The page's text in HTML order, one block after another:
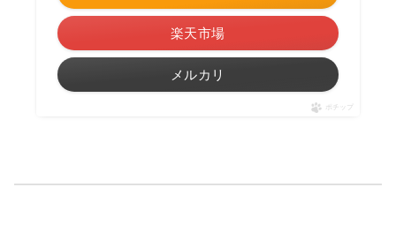
楽天市場
メルカリ
ポチップ